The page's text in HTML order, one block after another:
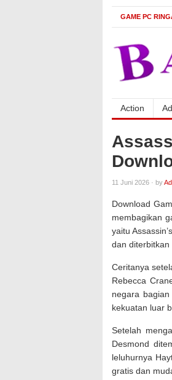
GAME PC
Action
11 Juni 2026 · by
Download
membagikan
yaitu
dan diterbitkan
Ceritanya
Rebecca
negara
kekuatan luar
Setelah
Desmond
leluhurnya
gratis dan